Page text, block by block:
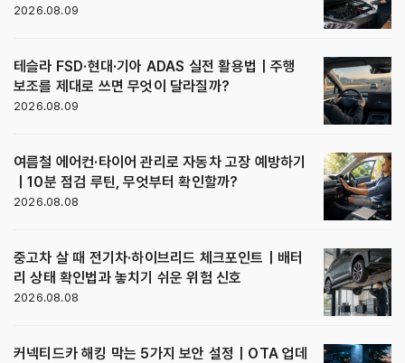
2026.08.09
테슬라 FSD·현대·기아 ADAS 실전 활용법｜주행
보조를 제대로 쓰면 무엇이 달라질까?
2026.08.09
여름철 에어컨·타이어 관리로 자동차 고장 예방하기
｜10분 점검 루틴, 무엇부터 확인할까?
2026.08.08
중고차 살 때 전기차·하이브리드 체크포인트｜배터
리 상태 확인법과 놓치기 쉬운 위험 신호
2026.08.08
커넥티드카 해킹 막는 5가지 보안 설정｜OTA 업데